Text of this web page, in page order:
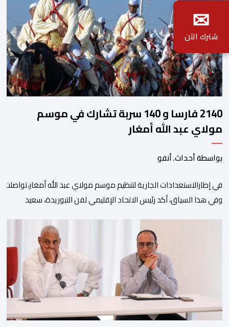
2140 فارسا و 140 سربة تشارك في موسم
مولاي عبد الله أمغار
بواسطة أحداث. أنفو
في إطارالاستعدادات الجارية لتنظيم موسم مولاي عبد الله
وفي هذا السياق، أكد رئيس الاتحاد الإقليمي لفن التبوريدة، سعيد
ولم تخل هذه الدورة من مؤشرات إيجابية على مستوى تنوعالمشاركة،
وتبرز هذه الأرقام الحجم الكبير الذي باتت تعرفه تظاهرةالتبوريدة
ومن المرتقب أن تعرف فعاليات الموسم إقبالا جماهيريا
واسعا،في ظل الشغف الكبير الذي يحظى به فن التبوريدة، باعتبارهأحد
✉
شترك الآن